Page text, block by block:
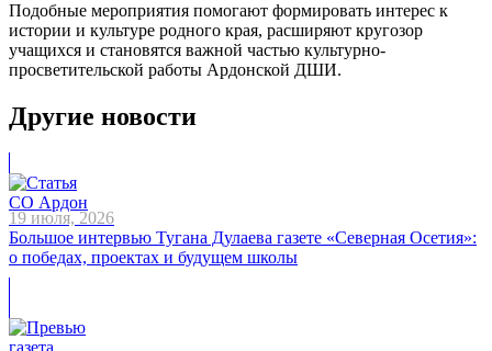
Подобные мероприятия помогают формировать интерес к
истории и культуре родного края, расширяют кругозор
учащихся и становятся важной частью культурно-
просветительской работы Ардонской ДШИ.
Другие новости
19 июля, 2026
Большое интервью Тугана Дулаева газете «Северная Осетия»:
о победах, проектах и будущем школы